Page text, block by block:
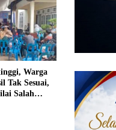
Warga
Tak Sesuai,
Salah